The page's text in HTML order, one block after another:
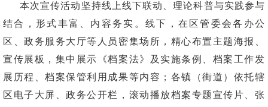
本次宣传活动坚持线上线下联动、理论科普与实践参与
结合，形式丰富、内容务实。线下，在区管委会各办公
区、政务服务大厅等人员密集场所，精心布置主题海报、
宣传展板，集中展示《档案法》及实施条例、档案工作发
展历程、档案保管利用成果等内容；各镇（街道）依托辖
区电子大屏、政务公开栏，滚动播放档案专题宣传片、张